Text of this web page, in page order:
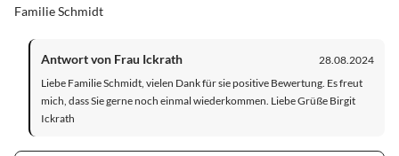
Familie Schmidt
Antwort von Frau Ickrath
28.08.2024
Liebe Familie Schmidt, vielen Dank für sie positive Bewertung. Es freut
mich, dass Sie gerne noch einmal wiederkommen. Liebe Grüße Birgit
Ickrath